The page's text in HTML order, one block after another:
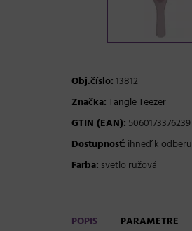
Obj.číslo:13812
Značka:Tangle Teezer
GTIN (EAN): 5060173376239
Dostupnosť: ihneď k odberu
Farba: svetlo ružová
POPIS PARAMETRE